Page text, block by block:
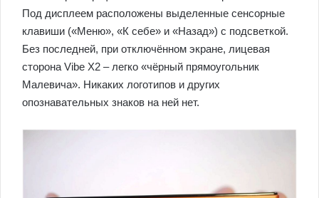
Под дисплеем расположены выделенные сенсорные
клавиши («Меню», «К себе» и «Назад») с подсветкой.
Без последней, при отключённом экране, лицевая
сторона Vibe X2 – легко «чёрный прямоугольник
Малевича». Никаких логотипов и других
опознавательных знаков на ней нет.